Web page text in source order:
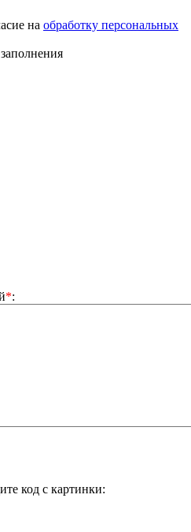
на обработку персональных
*:
код с картинки: